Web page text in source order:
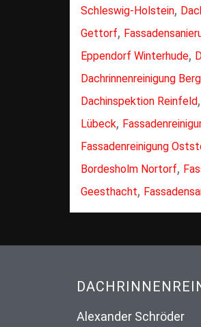
Schleswig-Holstein,
Gettorf,
Eppendorf Winterhude,
Dachrinnenreinigung
Dachinspektion Reinfeld,
Lübeck,
Fassadenreinigung
Bordesholm Nortorf,
Geesthacht,
Alexander Schröder